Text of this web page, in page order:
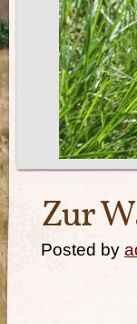
Zur
Posted by